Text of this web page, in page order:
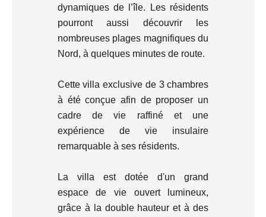
dynamiques de l’île. Les résidents
pourront aussi découvrir les
nombreuses plages magnifiques du
Nord, à quelques minutes de route.
Cette villa exclusive de 3 chambres
à été conçue afin de proposer un
cadre de vie raffiné et une
expérience de vie insulaire
remarquable à ses résidents.
La villa est dotée d'un grand
espace de vie ouvert lumineux,
grâce à la double hauteur et à des